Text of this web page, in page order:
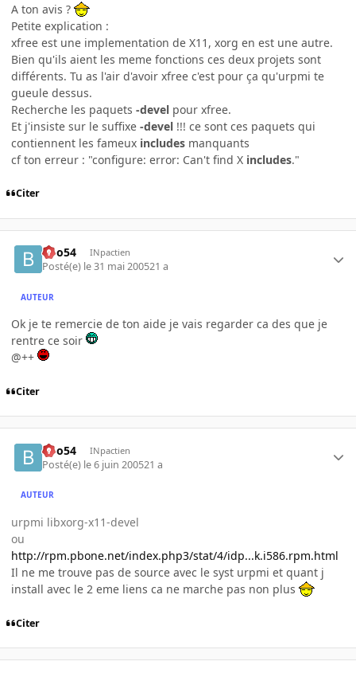
A ton avis ?
Petite explication :
xfree est une implementation de X11, xorg en est une autre.
Bien qu'ils aient les meme fonctions ces deux projets sont
différents. Tu as l'air d'avoir xfree c'est pour ça qu'urpmi te
gueule dessus.
Recherche les paquets -devel pour xfree.
Et j'insiste sur le suffixe -devel !!! ce sont ces paquets qui
contiennent les fameux includes manquants
cf ton erreur : "configure: error: Can't find X includes."
Citer
Boo54 INpactien
Posté(e) le 31 mai 200521 a
AUTEUR
Ok je te remercie de ton aide je vais regarder ca des que je
rentre ce soir
@++
Citer
Boo54 INpactien
Posté(e) le 6 juin 200521 a
AUTEUR
urpmi libxorg-x11-devel
ou
http://rpm.pbone.net/index.php3/stat/4/idp...k.i586.rpm.html
Il ne me trouve pas de source avec le syst urpmi et quant j
install avec le 2 eme liens ca ne marche pas non plus
Citer